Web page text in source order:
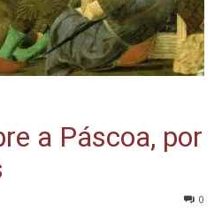
a Páscoa, por
0